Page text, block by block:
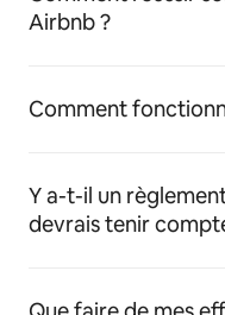
Airbnb ?
Comment
Y a-t-il un
devrais tenir